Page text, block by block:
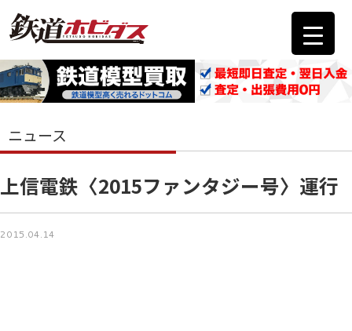
ニュース
上信電鉄〈2015ファンタジー号〉運行
2015.04.14